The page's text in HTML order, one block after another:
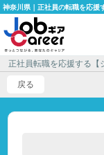
神奈川県｜正社員の転職を応援
正社員転職を応援する【
戻る